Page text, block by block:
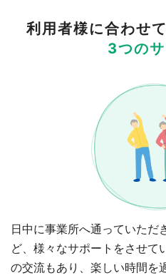
利用者様に合わせ
3つの
日中に事業所へ通っていただ
ど、様々なサポートをさせて
の交流もあり、楽しい時間を